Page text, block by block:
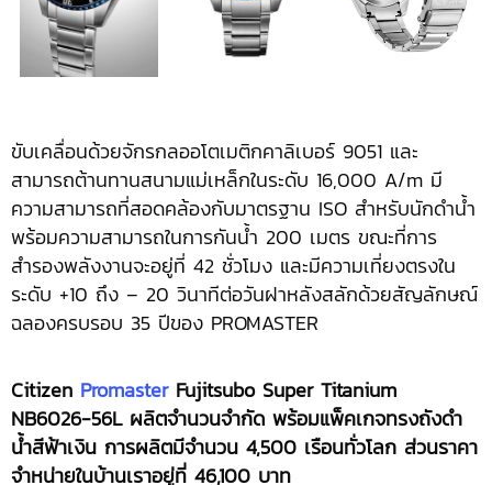
ขับเคลื่อนด้วยจักรกลออโตเมติกคาลิเบอร์ 9051 และ
สามารถต้านทานสนามแม่เหล็กในระดับ 16,000 A/m มี
ความสามารถที่สอดคล้องกับมาตรฐาน ISO สำหรับนักดำน้ำ
พร้อมความสามารถในการกันน้ำ 200 เมตร ขณะที่การ
สำรองพลังงานจะอยู่ที่ 42 ชั่วโมง และมีความเที่ยงตรงใน
ระดับ +10 ถึง – 20 วินาทีต่อวันฝาหลังสลักด้วยสัญลักษณ์
ฉลองครบรอบ 35 ปีของ PROMASTER
Citizen PromasterFujitsubo Super Titanium
NB6026-56L ผลิตจำนวนจำกัด พร้อมแพ็คเกจทรงถังดำ
น้ำสีฟ้าเงิน การผลิตมีจำนวน 4,500 เรือนทั่วโลก ส่วนราคา
จำหน่ายในบ้านเราอยู่ที่ 46,100 บาท